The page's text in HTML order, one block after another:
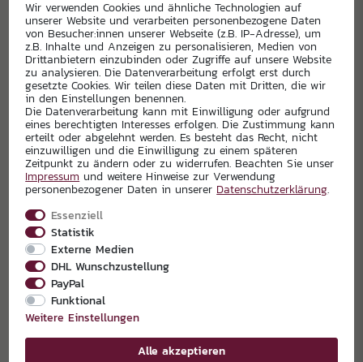
EXKLUSIVPARTNER
Wir verwenden Cookies und ähnliche Technologien auf
unserer Website und verarbeiten personenbezogene Daten
von Besucher:innen unserer Webseite (z.B. IP-Adresse), um
z.B. Inhalte und Anzeigen zu personalisieren, Medien von
Drittanbietern einzubinden oder Zugriffe auf unsere Website
zu analysieren. Die Datenverarbeitung erfolgt erst durch
gesetzte Cookies. Wir teilen diese Daten mit Dritten, die wir
in den Einstellungen benennen.
Die Datenverarbeitung kann mit Einwilligung oder aufgrund
eines berechtigten Interesses erfolgen. Die Zustimmung kann
erteilt oder abgelehnt werden. Es besteht das Recht, nicht
einzuwilligen und die Einwilligung zu einem späteren
Zeitpunkt zu ändern oder zu widerrufen. Beachten Sie unser
Impressum und weitere Hinweise zur Verwendung
personenbezogener Daten in unserer Daten­schutz­erklärung.
Essenziell
Statistik
Externe Medien
DHL Wunschzustellung
PayPal
Funktional
Weitere Einstellungen
Alle akzeptieren